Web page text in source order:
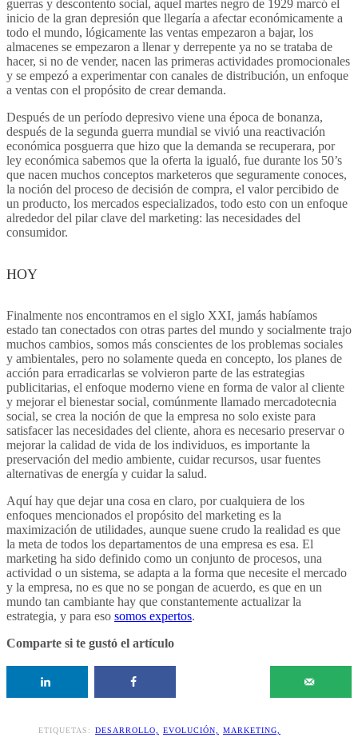
guerras y descontento social, aquel martes negro de 1929 marcó el
inicio de la gran depresión que llegaría a afectar económicamente a
todo el mundo, lógicamente las ventas empezaron a bajar, los
almacenes se empezaron a llenar y derrepente ya no se trataba de
hacer, si no de vender, nacen las primeras actividades promocionales
y se empezó a experimentar con canales de distribución, un enfoque
a ventas con el propósito de crear demanda.
Después de un período depresivo viene una época de bonanza,
después de la segunda guerra mundial se vivió una reactivación
económica posguerra que hizo que la demanda se recuperara, por
ley económica sabemos que la oferta la igualó, fue durante los 50’s
que nacen muchos conceptos marketeros que seguramente conoces,
la noción del proceso de decisión de compra, el valor percibido de
un producto, los mercados especializados, todo esto con un enfoque
alrededor del pilar clave del marketing: las necesidades del
consumidor.
HOY
Finalmente nos encontramos en el siglo XXI, jamás habíamos
estado tan conectados con otras partes del mundo y socialmente trajo
muchos cambios, somos más conscientes de los problemas sociales
y ambientales, pero no solamente queda en concepto, los planes de
acción para erradicarlas se volvieron parte de las estrategias
publicitarias, el enfoque moderno viene en forma de valor al cliente
y mejorar el bienestar social, comúnmente llamado mercadotecnia
social, se crea la noción de que la empresa no solo existe para
satisfacer las necesidades del cliente, ahora es necesario preservar o
mejorar la calidad de vida de los individuos, es importante la
preservación del medio ambiente, cuidar recursos, usar fuentes
alternativas de energía y cuidar la salud.
Aquí hay que dejar una cosa en claro, por cualquiera de los
enfoques mencionados el propósito del marketing es la
maximización de utilidades, aunque suene crudo la realidad es que
la meta de todos los departamentos de una empresa es esa. El
marketing ha sido definido como un conjunto de procesos, una
actividad o un sistema, se adapta a la forma que necesite el mercado
y la empresa, no es que no se pongan de acuerdo, es que en un
mundo tan cambiante hay que constantemente actualizar la
estrategia, y para eso somos expertos.
Comparte si te gustó el artículo
ETIQUETAS: DESARROLLO, EVOLUCIÓN, MARKETING,